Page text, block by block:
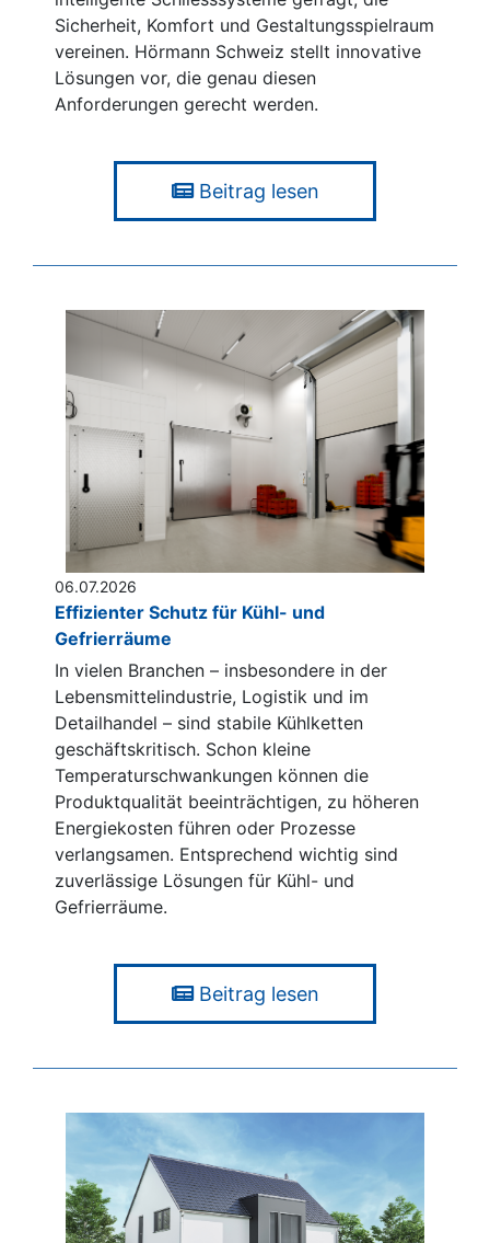
Sicherheit, Komfort und Gestaltungsspielraum
vereinen. Hörmann Schweiz stellt innovative
Lösungen vor, die genau diesen
Anforderungen gerecht werden.
Beitrag lesen
06.07.2026
Effizienter Schutz für Kühl- und
Gefrierräume
In vielen Branchen – insbesondere in der
Lebensmittelindustrie, Logistik und im
Detailhandel – sind stabile Kühlketten
geschäftskritisch. Schon kleine
Temperaturschwankungen können die
Produktqualität beeinträchtigen, zu höheren
Energiekosten führen oder Prozesse
verlangsamen. Entsprechend wichtig sind
zuverlässige Lösungen für Kühl- und
Gefrierräume.
Beitrag lesen